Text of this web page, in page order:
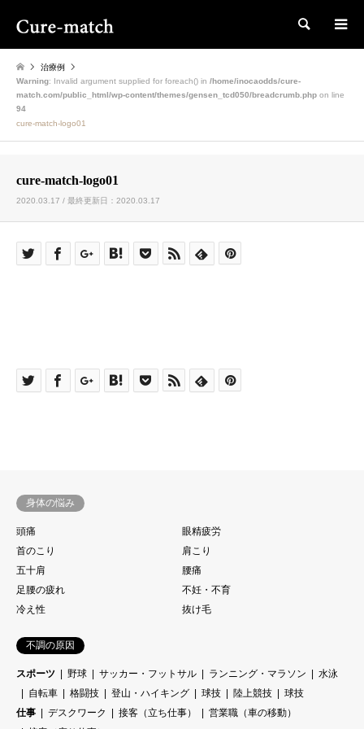
検索
治療例
Warning: Invalid argument supplied for foreach() in /home/inocaodds/cure-
match.com/public_html/wp-content/themes/gensen_tcd050/breadcrumb.php on line
94
cure-match-logo01
cure-match-logo01
2020.03.17 / 最終更新日：2020.03.17
身体の悩み
頭痛
眼精疲労
首のこり
肩こり
五十肩
腰痛
足腰の疲れ
不妊・不育
冷え性
抜け毛
不調の原因
スポーツ 野球 サッカー・フットサル ランニング・マラソン
水泳
自転車
格闘技 登山・ハイキング 球技 陸上競技
球技
仕事
デスクワーク 接客（立ち仕事）
営業職（車の移動）